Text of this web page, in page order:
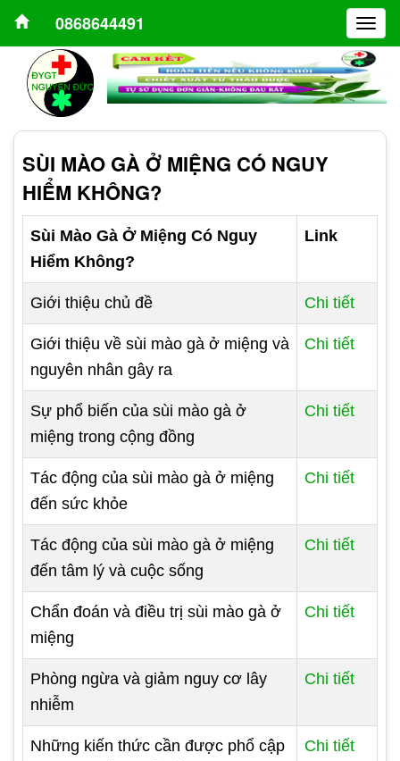
0868644491
SÙI MÀO GÀ Ở MIỆNG CÓ NGUY
HIỂM KHÔNG?
Sùi Mào Gà Ở Miệng Có Nguy
Hiểm Không?
Link
Giới thiệu chủ đề Chi tiết
Giới thiệu về sùi mào gà ở miệng và
nguyên nhân gây ra
Chi tiết
Sự phổ biến của sùi mào gà ở
miệng trong cộng đồng
Chi tiết
Tác động của sùi mào gà ở miệng
đến sức khỏe
Chi tiết
Tác động của sùi mào gà ở miệng
đến tâm lý và cuộc sống
Chi tiết
Chẩn đoán và điều trị sùi mào gà ở
miệng
Chi tiết
Phòng ngừa và giảm nguy cơ lây
nhiễm
Chi tiết
Những kiến thức cần được phổ cập
Chi tiết